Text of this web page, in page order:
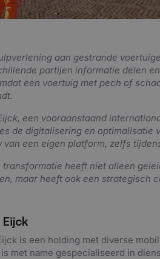
aan gestrande
partijen informatie delen
een voertuig met pech of
een vooraanstaand
de digitalisering en optimalisatie
van een eigen platform, zelfs
transformatie heeft niet alleen
maar heeft ook een strategisch
is een holding met diverse
met name gespecialiseerd in